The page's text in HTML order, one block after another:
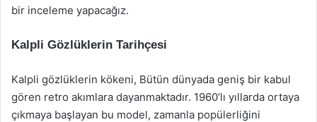
bir inceleme yapacağız.
Kalpli Gözlüklerin Tarihçesi
Kalpli gözlüklerin kökeni, Bütün dünyada geniş bir kabul
gören retro akımlara dayanmaktadır. 1960’lı yıllarda ortaya
çıkmaya başlayan bu model, zamanla popülerliğini